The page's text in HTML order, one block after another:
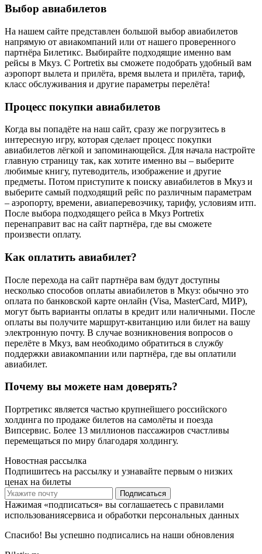
Выбор авиабилетов
На нашем сайте представлен большой выбор авиабилетов
напрямую от авиакомпаний или от нашего проверенного
партнёра Билетикс. Выбирайте подходящие именно вам
рейсы в Мкуз. С Portretix вы сможете подобрать удобный вам
аэропорт вылета и прилёта, время вылета и прилёта, тариф,
класс обслуживания и другие параметры перелёта!
Процесс покупки авиабилетов
Когда вы попадёте на наш сайт, сразу же погрузитесь в
интересную игру, которая сделает процесс покупки
авиабилетов лёгкой и запоминающейся. Для начала настройте
главную страницу так, как хотите именно вы – выберите
любимые книгу, путеводитель, изображение и другие
предметы. Потом приступите к поиску авиабилетов в Мкуз и
выберите самый подходящий рейс по различным параметрам
– аэропорту, времени, авиаперевозчику, тарифу, условиям итп.
После выбора подходящего рейса в Мкуз Portretix
перенаправит вас на сайт партнёра, где вы сможете
произвести оплату.
Как оплатить авиабилет?
После перехода на сайт партнёра вам будут доступны
несколько способов оплаты авиабилетов в Мкуз: обычно это
оплата по банковской карте онлайн (Visa, MasterCard, МИР),
могут быть варианты оплаты в кредит или наличными. После
оплаты вы получите маршрут-квитанцию или билет на вашу
электронную почту. В случае возникновения вопросов о
перелёте в Мкуз, вам необходимо обратиться в службу
поддержки авиакомпании или партнёра, где вы оплатили
авиабилет.
Почему вы можете нам доверять?
Портретикс является частью крупнейшего российского
холдинга по продаже билетов на самолёты и поезда
Випсервис. Более 13 миллионов пассажиров счастливы
перемещаться по миру благодаря холдингу.
Новостная рассылка
Подпишитесь на рассылку и узнавайте первым о низких
ценах на билеты
Подписаться
Нажимая «подписаться» вы соглашаетесь с правилами
использованиясервиса и обработки персональных данных
Спасибо! Вы успешно подписались на наши обновления